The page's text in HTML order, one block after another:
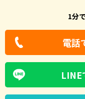
1分
電話
LINE